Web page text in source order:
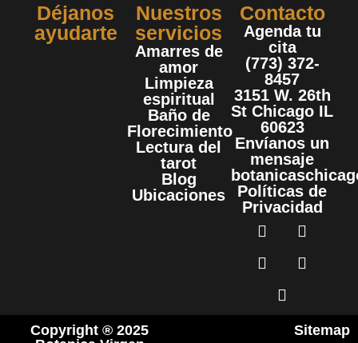
Déjanos
ayudarte
Nuestros
servicios
Amarres de
amor
Limpieza
espiritual
Baño de
Florecimiento
Lectura del
tarot
Blog
Ubicaciones
Contacto
Agenda tu
cita
(773) 372-
8457
3151 W. 26th
St Chicago IL
60623
Envíanos un
mensaje
Políticas de
Privacidad
Copyright ® 2025
Sitemap